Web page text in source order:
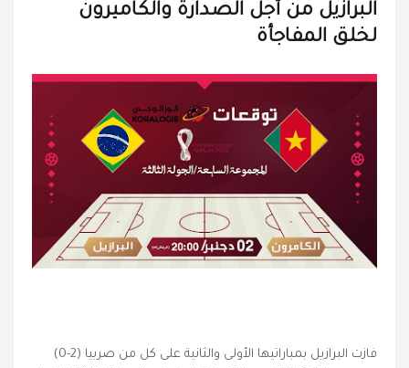
البرازيل من أجل الصدارة والكاميرون
لخلق المفاجأة
فازت البرازيل بمباراتيها الأولى والثانية على كل من صربيا (2-0)